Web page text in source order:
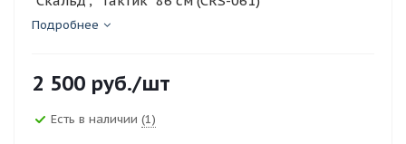
Подробнее
2 500 руб./шт
Есть в наличии (1)